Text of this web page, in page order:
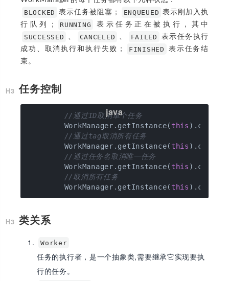
BLOCKED 表示任务被阻塞； ENQUEUED 表示刚加入执
行队列；
RUNNING 表示任务正在被执行，其中
SUCCESSED 、 CANCELED 、 FAILED
表示任务执行
成功、取消执行和执行失败；
FINISHED
表示任务结
束。
任务控制
//通过ID取消单个任务
        WorkManager.getInstance(
this
//通过tag取消所有任务
        WorkManager.getInstance(
this
//通过任务名取消唯一任务
        WorkManager.getInstance(
this
//取消所有任务
        WorkManager.getInstance(
this
类关系
Worker
任务的执行者，是一个抽象类,需要继承它实现要执
行的任务。